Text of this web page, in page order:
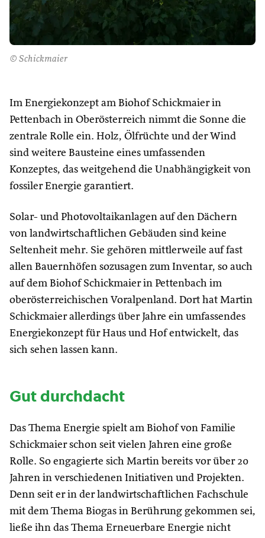
© Schickmaier
Im Energiekonzept am Biohof Schickmaier in
Pettenbach in Oberösterreich nimmt die Sonne die
zentrale Rolle ein. Holz, Ölfrüchte und der Wind
sind weitere Bausteine eines umfassenden
Konzeptes, das weitgehend die Unabhängigkeit von
fossiler Energie garantiert.
Solar- und Photovoltaikanlagen auf den Dächern
von landwirtschaftlichen Gebäuden sind keine
Seltenheit mehr. Sie gehören mittlerweile auf fast
allen Bauernhöfen sozusagen zum Inventar, so auch
auf dem Biohof Schickmaier in Pettenbach im
oberösterreichischen Voralpenland. Dort hat Martin
Schickmaier allerdings über Jahre ein umfassendes
Energiekonzept für Haus und Hof entwickelt, das
sich sehen lassen kann.
Gut durchdacht
Das Thema Energie spielt am Biohof von Familie
Schickmaier schon seit vielen Jahren eine große
Rolle. So engagierte sich Martin bereits vor über 20
Jahren in verschiedenen Initiativen und Projekten.
Denn seit er in der landwirtschaftlichen Fachschule
mit dem Thema Biogas in Berührung gekommen sei,
ließe ihn das Thema Erneuerbare Energie nicht